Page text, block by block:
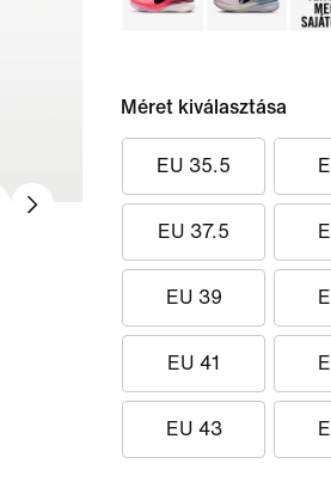
Méret kiválasztása
EU 35.5
EU 37.5
EU 39
EU 41
EU 43